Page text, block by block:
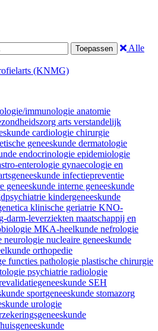
Toepassen
Alle
(KNMG)
immunologie anatomie
arts verstandelijk
cardiologie chirurgie
geneeskunde dermatologie
endocrinologie epidemiologie
enterologie gynaecologie en
infectiepreventie
geneeskunde interne geneeskunde
kindergeneeskunde
klinische geriatrie KNO-
darm-leverziekten maatschappij en
MKA-heelkunde nefrologie
neurologie nucleaire geneeskunde
orthopedie
functies pathologie plastische chirurgie
psychiatrie radiologie
SEH
sportgeneeskunde stomazorg
urologie